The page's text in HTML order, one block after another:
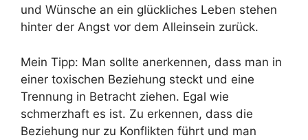
und Wünsche an ein glückliches Leben stehen
hinter der Angst vor dem Alleinsein zurück.
Mein Tipp: Man sollte anerkennen, dass man in
einer toxischen Beziehung steckt und eine
Trennung in Betracht ziehen. Egal wie
schmerzhaft es ist. Zu erkennen, dass die
Beziehung nur zu Konflikten führt und man